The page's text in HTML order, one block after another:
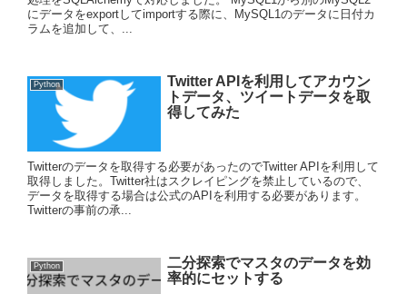
にデータをexportしてimportする際に、MySQL1のデータに日付カ
ラムを追加して、...
Python
Twitter APIを利用してアカウン
トデータ、ツイートデータを取
得してみた
Twitterのデータを取得する必要があったのでTwitter APIを利用して
取得しました。Twitter社はスクレイピングを禁止しているので、
データを取得する場合は公式のAPIを利用する必要があります。
Twitterの事前の承...
Python
二分探索でマスタのデータを効
率的にセットする